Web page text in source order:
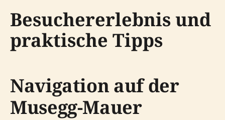
Besuchererlebnis und
praktische Tipps
Navigation auf der
Musegg-Mauer